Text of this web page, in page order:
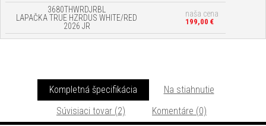
3680THWRDJRBL
LAPAČKA TRUE HZRDUS WHITE/RED
2026 JR
naša cena
199,00 €
Kompletná špecifikácia
Na stiahnutie
Súvisiaci tovar (2)
Komentáre (0)